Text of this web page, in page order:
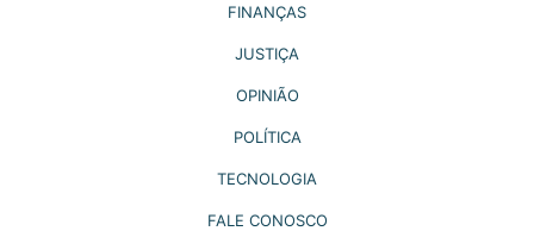
FINANÇAS
JUSTIÇA
OPINIÃO
POLÍTICA
TECNOLOGIA
FALE CONOSCO